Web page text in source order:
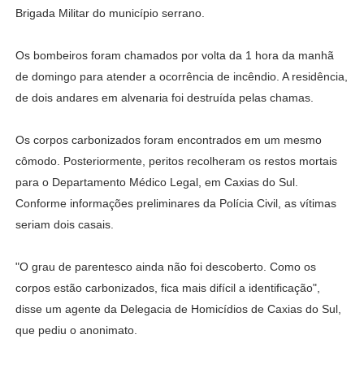
Brigada Militar do município serrano.
Os bombeiros foram chamados por volta da 1 hora da manhã
de domingo para atender a ocorrência de incêndio. A residência,
de dois andares em alvenaria foi destruída pelas chamas.
Os corpos carbonizados foram encontrados em um mesmo
cômodo. Posteriormente, peritos recolheram os restos mortais
para o Departamento Médico Legal, em Caxias do Sul.
Conforme informações preliminares da Polícia Civil, as vítimas
seriam dois casais.
"O grau de parentesco ainda não foi descoberto. Como os
corpos estão carbonizados, fica mais difícil a identificação",
disse um agente da Delegacia de Homicídios de Caxias do Sul,
que pediu o anonimato.